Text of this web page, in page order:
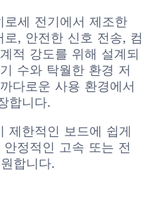
세 전기에서 제조한
로, 안전한 신호 전송, 컴
적 강도를 위해 설계되
수와 탁월한 환경 저
다로운 사용 환경에서
합니다.
제한적인 보드에 쉽게
정적인 고속 또는 전
합니다.